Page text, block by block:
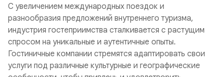
С увеличением международных поездок и
разнообразия предложений внутреннего туризма,
индустрия гостеприимства сталкивается с растущим
спросом на уникальные и аутентичные опыты.
Гостиничные компании стремятся адаптировать свои
услуги под различные культурные и географические